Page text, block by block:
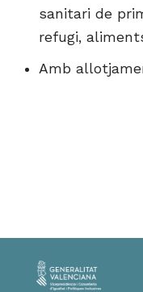
sanitari de
refugi,
Amb